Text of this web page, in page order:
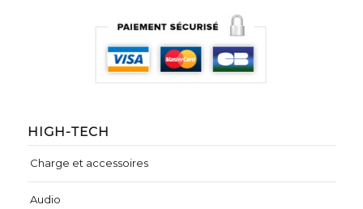
HIGH-TECH
Charge et accessoires
Audio